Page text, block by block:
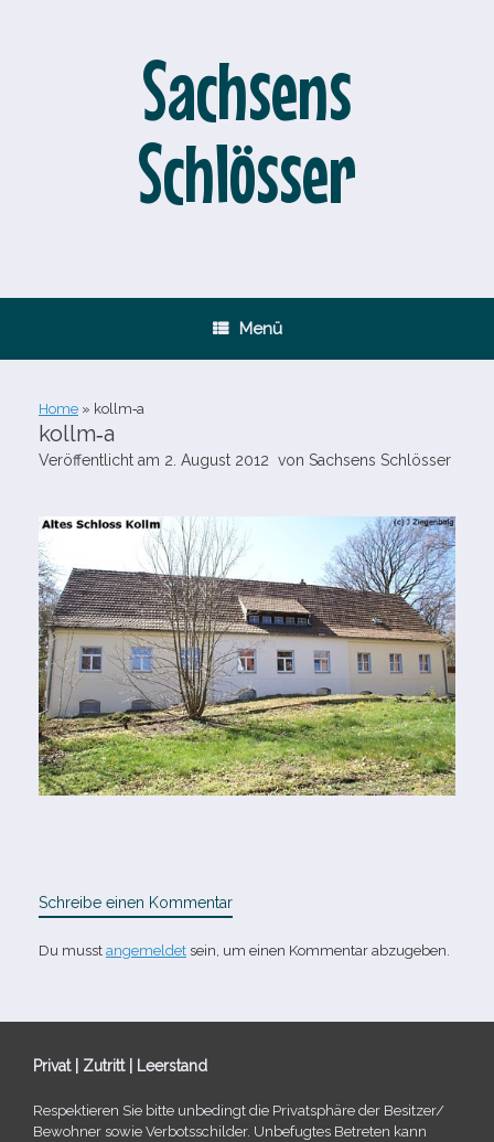
Sachsens
Schlösser
Menü
Home » kollm‑a
kollm‑a
Veröffentlicht am 2. August 2012 von Sachsens Schlösser
Schreibe einen Kommentar
Du musst angemeldet sein, um einen Kommentar abzugeben.
Privat | Zutritt | Leerstand
Respektieren Sie bitte unbe­dingt die Privatsphäre der Besitzer/​
Bewohner sowie Verbotsschilder. Unbefugtes Betreten kann